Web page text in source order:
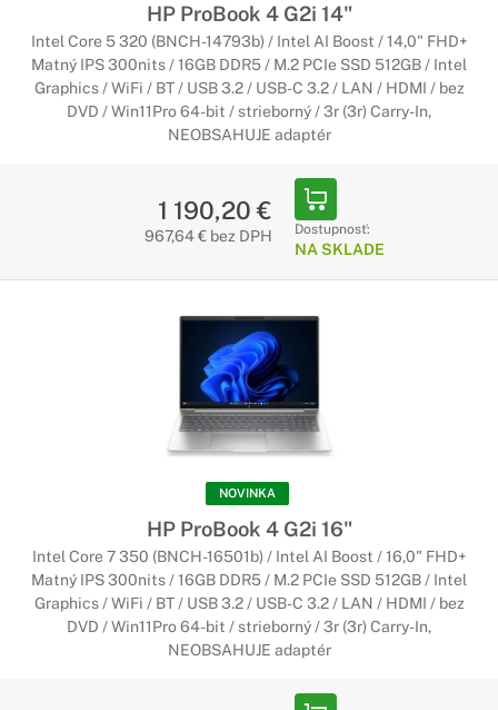
potrebujete mať výkonné zariadenie, notebooky HP
ProBook s dotykovým LCD displejom sú tá pravá voľba. Vďaka
tejto kombinácií bude práca s notebookom ešte lepšia.
HP ProBook 4 G2i 14"
Intel Core 5 320 (BNCH-14793b) / Intel AI Boost / 14,0" FHD+
Matný IPS 300nits / 16GB DDR5 / M.2 PCIe SSD 512GB / Intel
Graphics / WiFi / BT / USB 3.2 / USB-C 3.2 / LAN / HDMI / bez
DVD / Win11Pro 64-bit / strieborný / 3r (3r) Carry-In,
NEOBSAHUJE adaptér
1 190,20 €
967,64 € bez DPH Dostupnosť:
NA SKLADE
NOVINKA
HP ProBook 4 G2i 16"
Intel Core 7 350 (BNCH-16501b) / Intel AI Boost / 16,0" FHD+
Matný IPS 300nits / 16GB DDR5 / M.2 PCIe SSD 512GB / Intel
Graphics / WiFi / BT / USB 3.2 / USB-C 3.2 / LAN / HDMI / bez
DVD / Win11Pro 64-bit / strieborný / 3r (3r) Carry-In,
NEOBSAHUJE adaptér